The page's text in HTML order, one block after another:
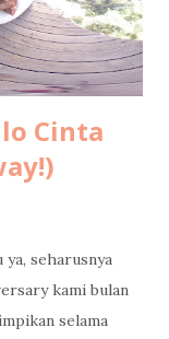
Cinta
seharusnya
kami bulan
selama